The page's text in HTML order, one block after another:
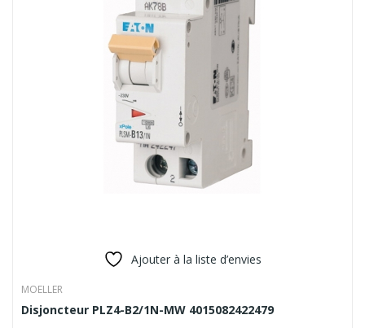
Ajouter à la liste d’envies
MOELLER
Disjoncteur PLZ4-B2/1N-MW 4015082422479